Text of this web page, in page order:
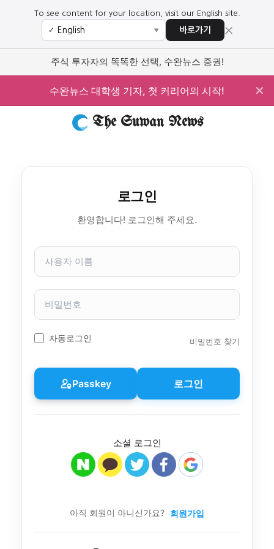
To see content for your location, visit our English site.
✓ ▼ 바로가기 ×
주식 투자자의 똑똑한 선택, 수완뉴스 증권!
수완뉴스 대학생 기자, 첫 커리어의 시작! ✕
The Suwan News
로그인
환영합니다! 로그인해 주세요.
사
자
이
비
번
호
자동로그인 비밀번호 찾기
Passkey 로그인
소셜 로그인
아직 회원이 아니신가요? 회원가입